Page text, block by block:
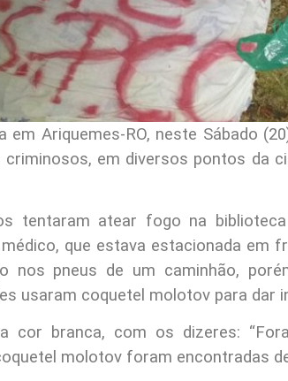
em Ariquemes-RO, neste Sábado
criminosos, em diversos pontos da
tentaram atear fogo na
que estava estacionada em
nos pneus de um caminhão,
usaram coquetel molotov para dar
cor branca, com os dizeres:
molotov foram encontradas